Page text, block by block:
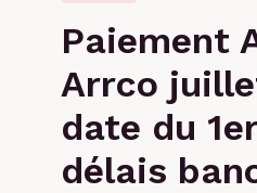
Paiement
Arrco
date du
délais